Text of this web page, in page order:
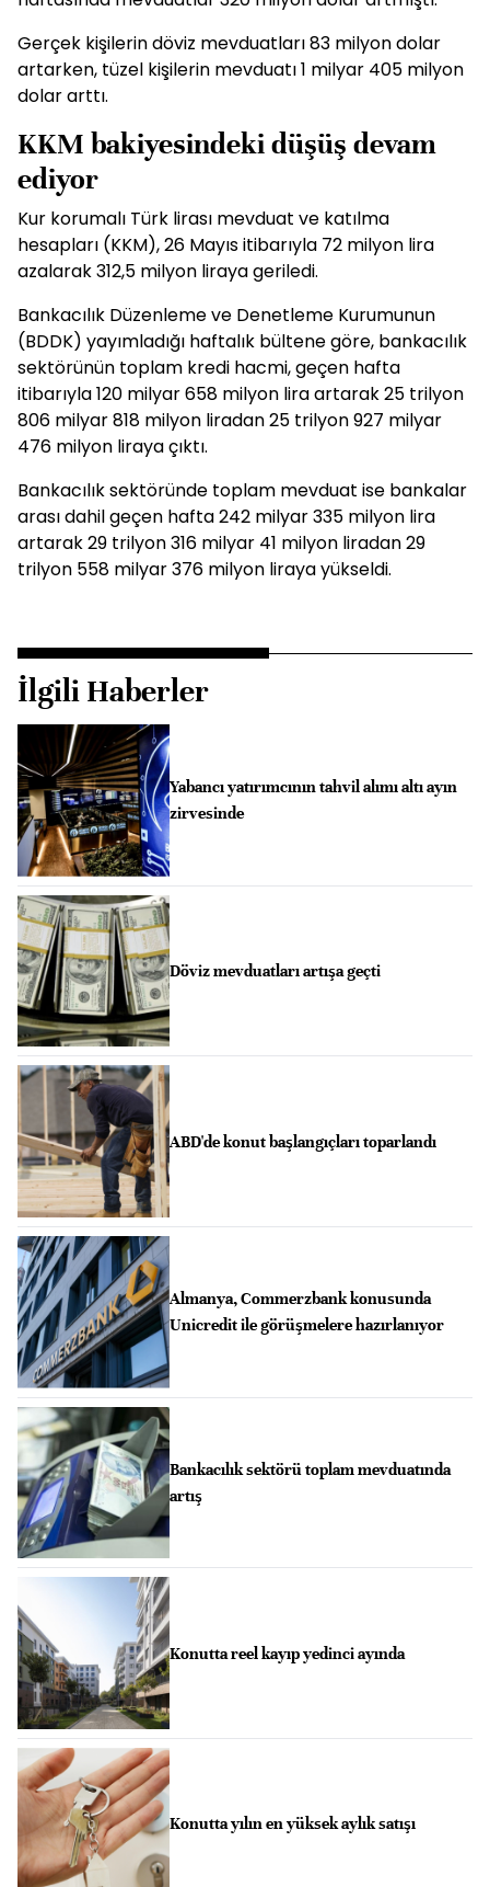
Gerçek kişilerin döviz mevduatları 83 milyon dolar
artarken, tüzel kişilerin mevduatı 1 milyar 405 milyon
dolar arttı.
KKM bakiyesindeki düşüş devam
ediyor
Kur korumalı Türk lirası mevduat ve katılma
hesapları (KKM), 26 Mayıs itibarıyla 72 milyon lira
azalarak 312,5 milyon liraya geriledi.
Bankacılık Düzenleme ve Denetleme Kurumunun
(BDDK) yayımladığı haftalık bültene göre, bankacılık
sektörünün toplam kredi hacmi, geçen hafta
itibarıyla 120 milyar 658 milyon lira artarak 25 trilyon
806 milyar 818 milyon liradan 25 trilyon 927 milyar
476 milyon liraya çıktı.
Bankacılık sektöründe toplam mevduat ise bankalar
arası dahil geçen hafta 242 milyar 335 milyon lira
artarak 29 trilyon 316 milyar 41 milyon liradan 29
trilyon 558 milyar 376 milyon liraya yükseldi.
İlgili Haberler
Yabancı yatırımcının tahvil alımı altı ayın
zirvesinde
Döviz mevduatları artışa geçti
ABD'de konut başlangıçları toparlandı
Almanya, Commerzbank konusunda
Unicredit ile görüşmelere hazırlanıyor
Bankacılık sektörü toplam mevduatında
artış
Konutta reel kayıp yedinci ayında
Konutta yılın en yüksek aylık satışı